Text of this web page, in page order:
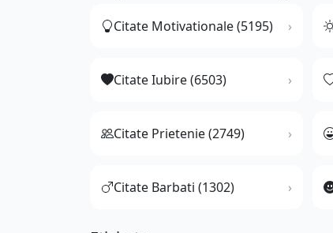
Citate Motivationale (5195)
Citate Iubire (6503)
Citate Prietenie (2749)
Citate Barbati (1302)